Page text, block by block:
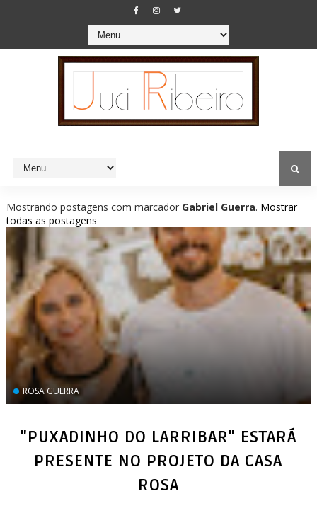
Mostrando postagens com marcador Gabriel Guerra. Mostrar
todas as postagens
ROSA GUERRA
"PUXADINHO DO LARRIBAR" ESTARÁ
PRESENTE NO PROJETO DA CASA
ROSA